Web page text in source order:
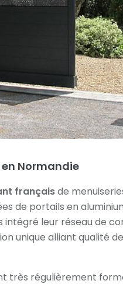
Normandie
françaisde
de portails en
intégré leur réseau de
unique alliant qualité
très régulièrement